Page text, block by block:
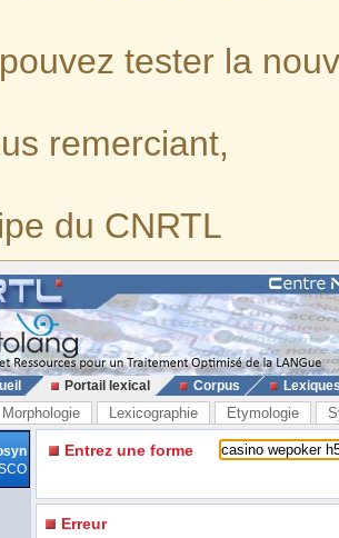
tester la
remerciant,
du CNRTL
Portail lexical Corpus
Morphologie Lexicographie Etymologie
Entrez une forme
Erreur